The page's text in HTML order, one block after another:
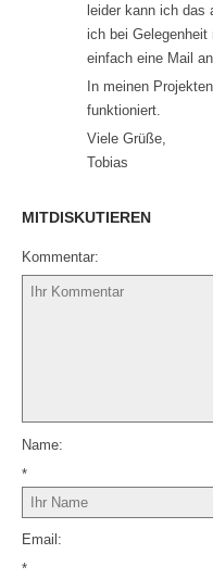
leider kann ich das
ich bei
einfach eine Mail an
In meinen
funktioniert.
Viele Grüße,
Tobias
MITDISKUTIEREN
Kommentar
Name
*
Email
*